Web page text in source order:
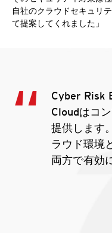
自社のクラウドセキュリ
て提案してくれました」
Cyber Risk
Cloudはコ
提供します
ラウド環境
両方で有効